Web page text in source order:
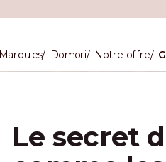
Marques Domori Notre offre
Le secret